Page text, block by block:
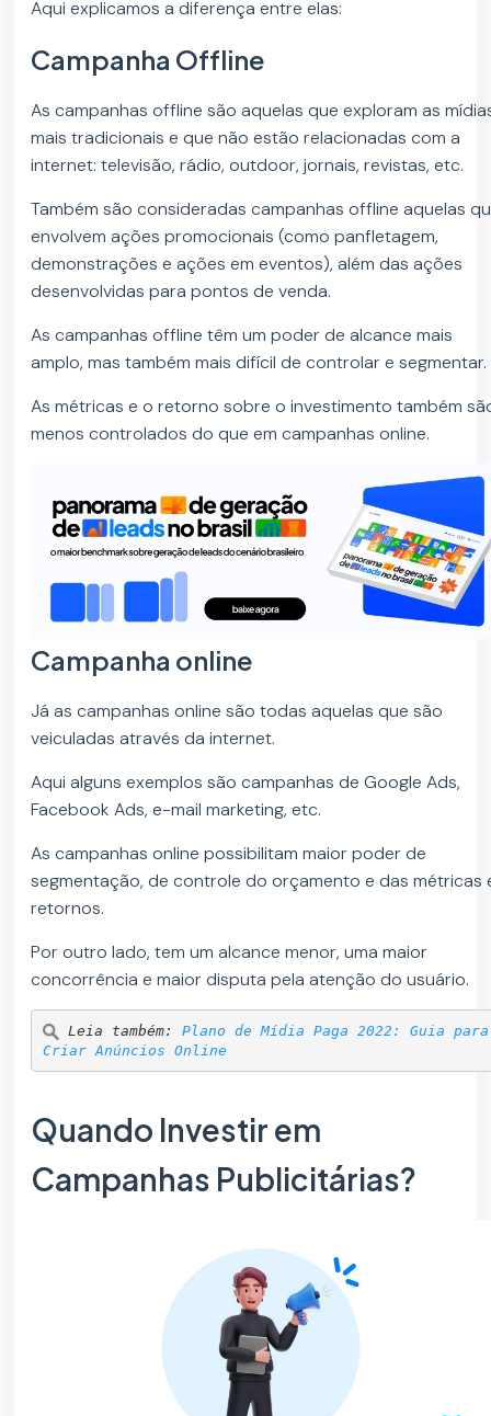
Aqui explicamos a diferença entre elas:
Campanha Offline
As campanhas offline são aquelas que exploram as
mais tradicionais e que não estão relacionadas com a
internet: televisão, rádio, outdoor, jornais, revistas, etc.
Também são consideradas campanhas offline aquelas
envolvem ações promocionais (como panfletagem,
demonstrações e ações em eventos), além das ações
desenvolvidas para pontos de venda.
As campanhas offline têm um poder de alcance mais
amplo, mas também mais difícil de controlar e segmentar.
As métricas e o retorno sobre o investimento também
menos controlados do que em campanhas online.
Campanha online
Já as campanhas online são todas aquelas que são
veiculadas através da internet.
Aqui alguns exemplos são campanhas de Google Ads,
Facebook Ads, e-mail marketing, etc.
As campanhas online possibilitam maior poder de
segmentação, de controle do orçamento e das métricas
retornos.
Por outro lado, tem um alcance menor, uma maior
concorrência e maior disputa pela atenção do usuário.
Leia também: Plano de Mídia Paga 2022: Guia para
Criar Anúncios Online
Quando Investir em
Campanhas Publicitárias?